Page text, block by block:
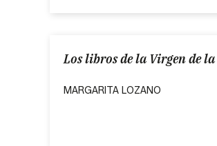
Los libros de la Virgen de la
MARGARITA LOZANO